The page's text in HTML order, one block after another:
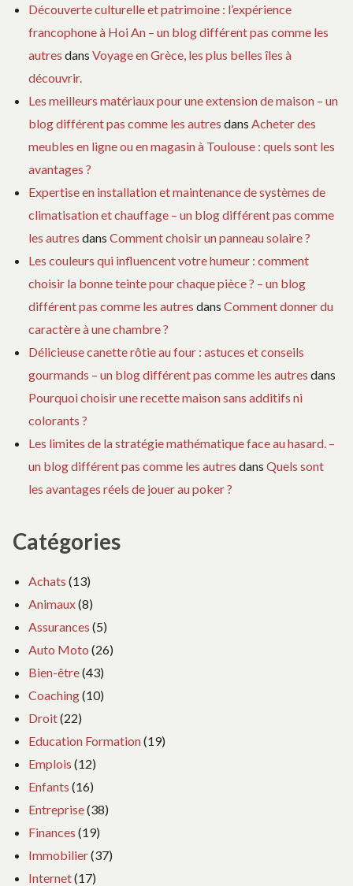
Découverte culturelle et patrimoine : l’expérience
francophone à Hoi An – un blog différent pas comme les
autres dans Voyage en Grèce, les plus belles îles à
découvrir.
Les meilleurs matériaux pour une extension de maison – un
blog différent pas comme les autres dans Acheter des
meubles en ligne ou en magasin à Toulouse : quels sont les
avantages ?
Expertise en installation et maintenance de systèmes de
climatisation et chauffage – un blog différent pas comme
les autres dans Comment choisir un panneau solaire ?
Les couleurs qui influencent votre humeur : comment
choisir la bonne teinte pour chaque pièce ? – un blog
différent pas comme les autres dans Comment donner du
caractère à une chambre ?
Délicieuse canette rôtie au four : astuces et conseils
gourmands – un blog différent pas comme les autres dans
Pourquoi choisir une recette maison sans additifs ni
colorants ?
Les limites de la stratégie mathématique face au hasard. –
un blog différent pas comme les autres dans Quels sont
les avantages réels de jouer au poker ?
Catégories
Achats (13)
Animaux(8)
Assurances (5)
Auto Moto (26)
Bien-être(43)
Coaching(10)
Droit(22)
Education Formation(19)
Emplois (12)
Enfants (16)
Entreprise(38)
Finances (19)
Immobilier(37)
Internet(17)